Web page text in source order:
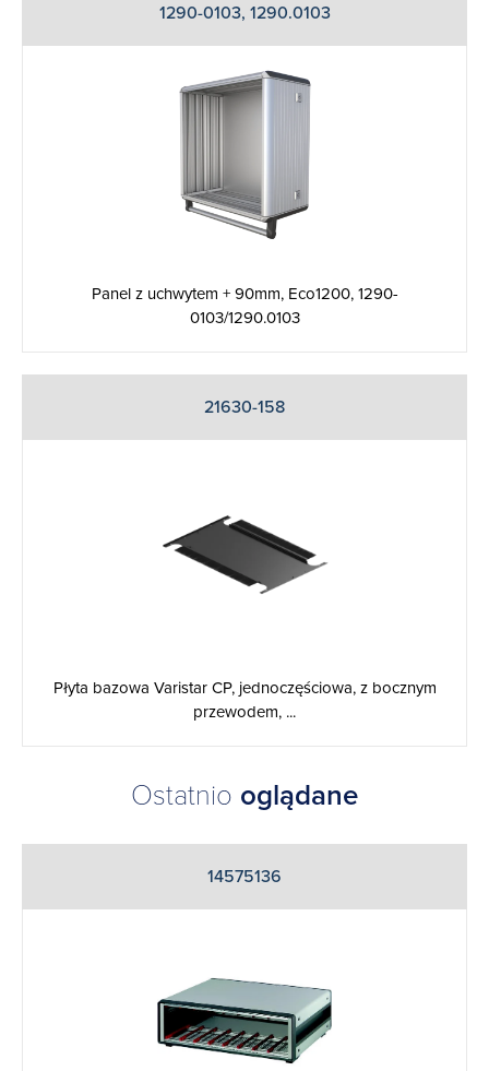
1290-0103, 1290.0103
Panel z uchwytem + 90mm, Eco1200, 1290-
0103/1290.0103
21630-158
Płyta bazowa Varistar CP, jednoczęściowa, z bocznym
przewodem, ...
Ostatnio oglądane
14575136